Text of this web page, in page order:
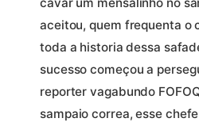
aceitou, quem frequenta o
toda a historia dessa
sucesso começou a
reporter vagabundo
sampaio correa, esse